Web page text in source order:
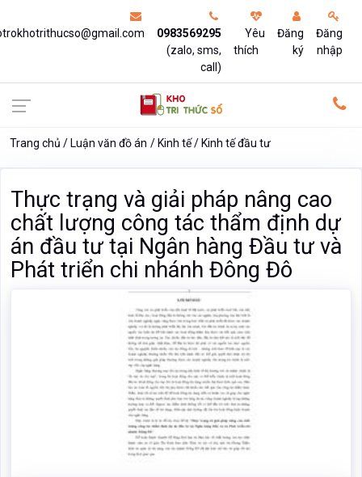
0983569295
(zalo, sms,
call)
Yêu
thích
Đăng
ký
Đăng
nhập
Trang chủ Luận văn đồ án Kinh tế Kinh tế đầu tư
Thực trạng và giải pháp nâng cao
chất lượng công tác thẩm định dự
án đầu tư tại Ngân hàng Đầu tư và
Phát triển chi nhánh Đông Đô